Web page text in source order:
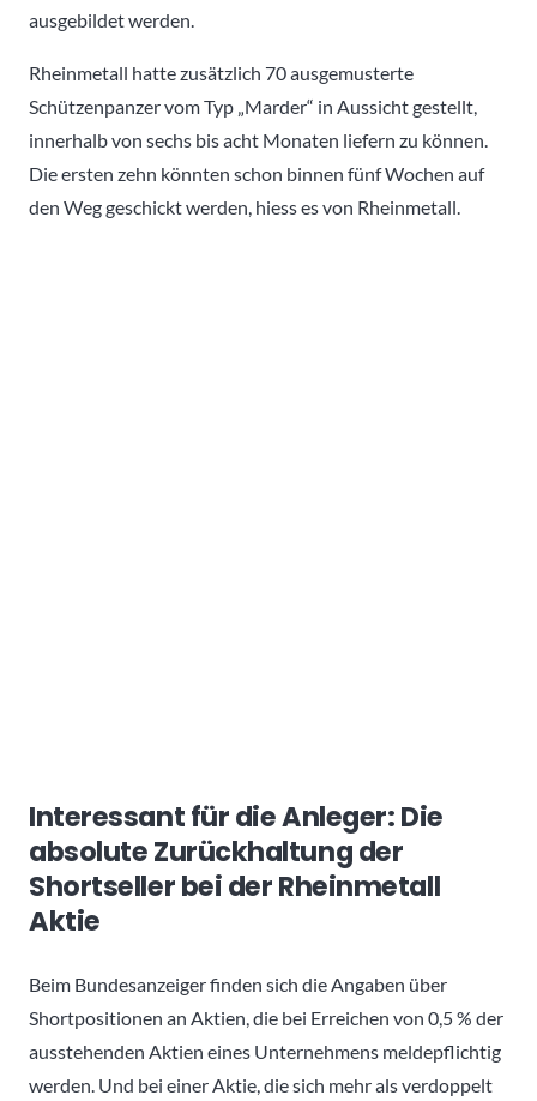
ausgebildet werden.
Rheinmetall hatte zusätzlich 70 ausgemusterte
Schützenpanzer vom Typ „Marder“ in Aussicht gestellt,
innerhalb von sechs bis acht Monaten liefern zu können.
Die ersten zehn könnten schon binnen fünf Wochen auf
den Weg geschickt werden, hiess es von Rheinmetall.
Interessant für die Anleger: Die
absolute Zurückhaltung der
Shortseller bei der Rheinmetall
Aktie
Beim Bundesanzeiger finden sich die Angaben über
Shortpositionen an Aktien, die bei Erreichen von 0,5 % der
ausstehenden Aktien eines Unternehmens meldepflichtig
werden. Und bei einer Aktie, die sich mehr als verdoppelt